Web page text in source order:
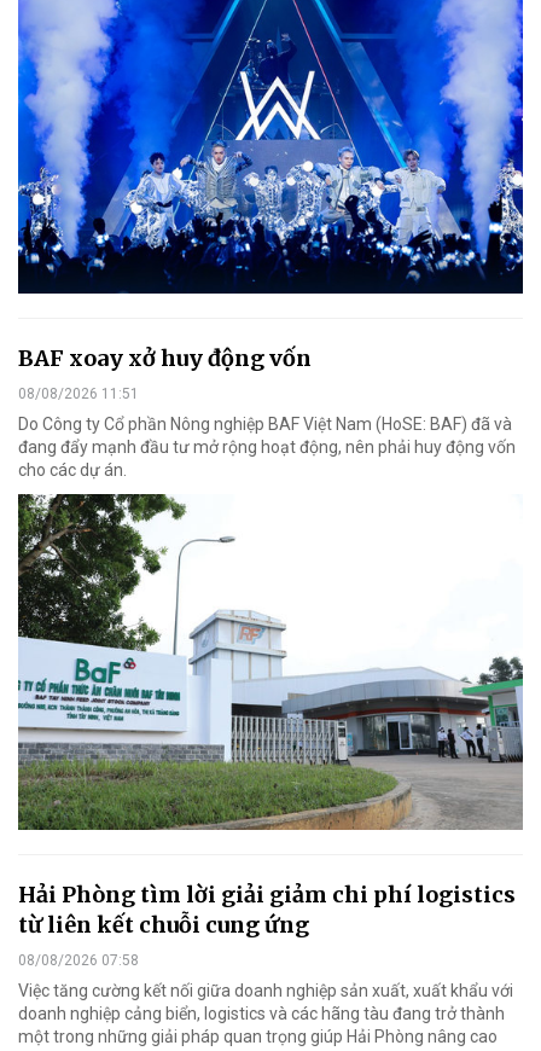
BAF xoay xở huy động vốn
08/08/2026 11:51
Do Công ty Cổ phần Nông nghiệp BAF Việt Nam (HoSE: BAF) đã và
đang đẩy mạnh đầu tư mở rộng hoạt động, nên phải huy động vốn
cho các dự án.
Hải Phòng tìm lời giải giảm chi phí logistics
từ liên kết chuỗi cung ứng
08/08/2026 07:58
Việc tăng cường kết nối giữa doanh nghiệp sản xuất, xuất khẩu với
doanh nghiệp cảng biển, logistics và các hãng tàu đang trở thành
một trong những giải pháp quan trọng giúp Hải Phòng nâng cao